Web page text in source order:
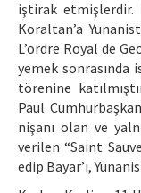
iştirak etmişlerdir.
Koraltan’a
L’ordre Royal de
yemek
törenine
Paul
nişanı olan ve
verilen “Saint
edip Bayar’ı,